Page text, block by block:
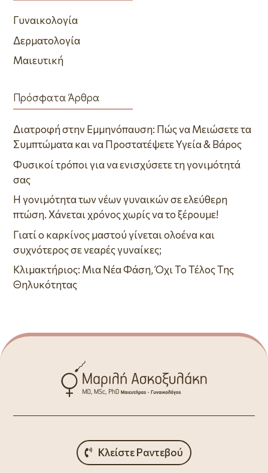
Γυναικολογία
Δερματολογία
Μαιευτική
Πρόσφατα Άρθρα
Διατροφή στην Εμμηνόπαυση: Πώς να Μειώσετε τα
Συμπτώματα και να Προστατέψετε Υγεία & Βάρος
Φυσικοί τρόποι για να ενισχύσετε τη γονιμότητά
σας
Η γονιμότητα των νέων γυναικών σε ελεύθερη
πτώση. Χάνεται χρόνος χωρίς να το ξέρουμε!
Γιατί ο καρκίνος μαστού γίνεται ολοένα και
συχνότερος σε νεαρές γυναίκες;
Κλιμακτήριος: Μια Νέα Φάση, Όχι Το Τέλος Της
Θηλυκότητας
Κλείστε Ραντεβού